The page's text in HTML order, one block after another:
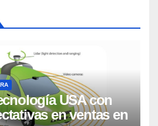
USA con
en ventas en